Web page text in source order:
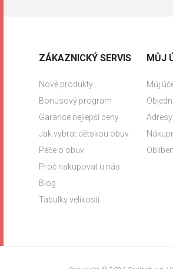
ZÁKAZNICKÝ SERVIS
Nové produkty
Bonusový program
Garance nejlepší ceny
Jak vybrat dětskou obuv
Péče o obuv
Proč nakupovat u nás
Blog
Tabulky velikostí
MŮJ
Můj
Adresy